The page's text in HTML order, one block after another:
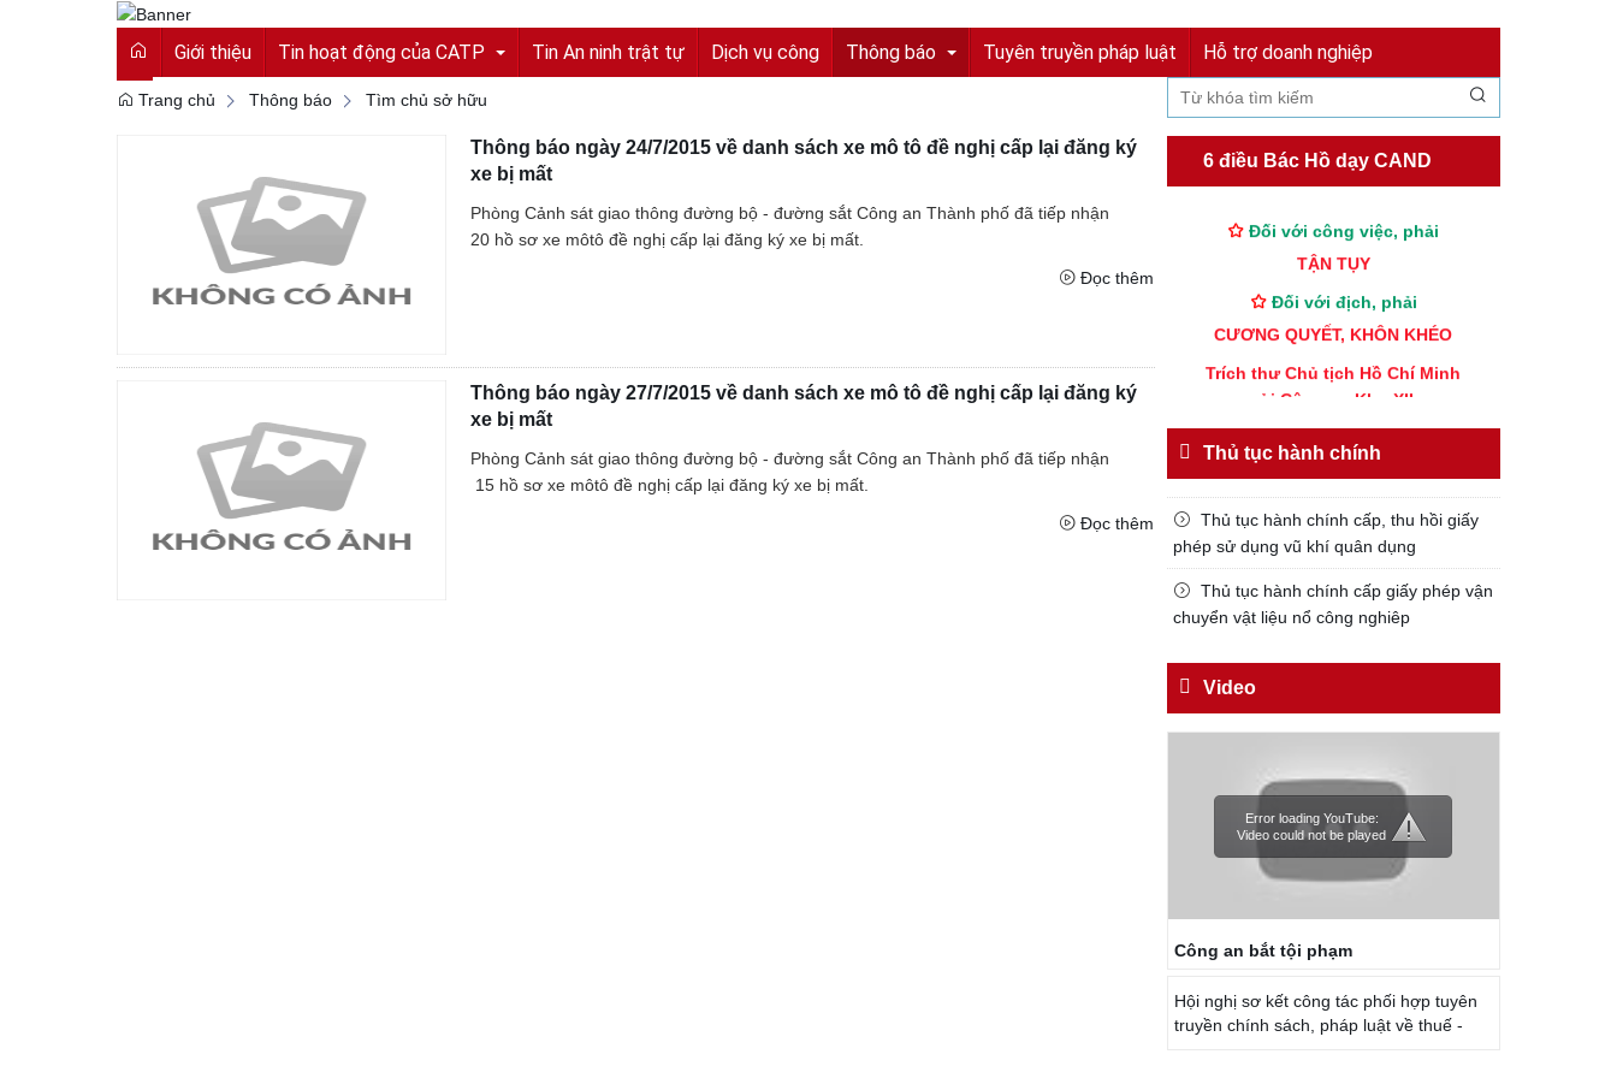
Đăng nhập Đăng ký
Giới thiệu Tin hoạt động của CATP
Hoạt động của CATP
Vì an ninh tổ quốc
Cải cách hành chính
Gương người người tốt việc tốt
Tin An ninh trật tự Dịch vụ công Thông báo
Tuyển sinh, tuyển dụng
Quyết định truy nã
Tin tức từ UBND tỉnh
Thông báo từ UBND tỉnh
Tuyên truyền pháp luật Hỗ trợ doanh nghiệp
Trang chủ Thông báo Tìm chủ sở hữu
Thông báo ngày 24/7/2015 về danh sách xe mô tô đề nghị cấp lại đăng ký
xe bị mất
Phòng Cảnh sát giao thông đường bộ - đường sắt Công an Thành phố đã tiếp nhận
20 hồ sơ xe môtô đề nghị cấp lại đăng ký xe bị mất.
Đọc thêm
Thông báo ngày 27/7/2015 về danh sách xe mô tô đề nghị cấp lại đăng ký
xe bị mất
Phòng Cảnh sát giao thông đường bộ - đường sắt Công an Thành phố đã tiếp nhận
15 hồ sơ xe môtô đề nghị cấp lại đăng ký xe bị mất.
Đọc thêm
6 điều Bác Hồ dạy CAND
Đối với chính phủ, phải
Đối với nhân dân, phải
Đối với công việc, phải
TẬN TỤY
Đối với địch, phải
CƯƠNG QUYẾT, KHÔN KHÉO
Trích thư Chủ tịch Hồ Chí Minh
gửi Công an Khu XII,
Thủ tục hành chính
Thủ tục hành chính cấp, thu hồi giấy
phép sử dụng vũ khí quân dụng
Thủ tục hành chính cấp giấy phép vận
chuyển vật liệu nổ công nghiêp
Video
Error loading YouTube:
Video could not be played
Công an bắt tội phạm
Hội nghị sơ kết công tác phối hợp tuyên
truyền chính sách, pháp luật về thuế -